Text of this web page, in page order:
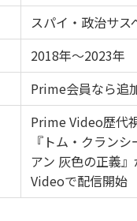
スパイ・政治サス
2018年〜2023年
Prime会員なら追
Prime Video歴代
『トム・クラン
アン 灰色の正義
Videoで配信開始